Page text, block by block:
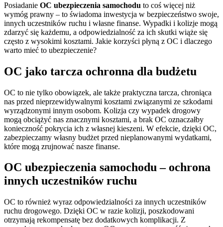
Posiadanie OC ubezpieczenia samochodu to coś więcej niż
wymóg prawny – to świadoma inwestycja w bezpieczeństwo swoje,
innych uczestników ruchu i własne finanse. Wypadki i kolizje mogą
zdarzyć się każdemu, a odpowiedzialność za ich skutki wiąże się
często z wysokimi kosztami. Jakie korzyści płyną z OC i dlaczego
warto mieć to ubezpieczenie?
OC jako tarcza ochronna dla budżetu
OC to nie tylko obowiązek, ale także praktyczna tarcza, chroniąca
nas przed nieprzewidywalnymi kosztami związanymi ze szkodami
wyrządzonymi innym osobom. Kolizja czy wypadek drogowy
mogą obciążyć nas znacznymi kosztami, a brak OC oznaczałby
konieczność pokrycia ich z własnej kieszeni. W efekcie, dzięki OC,
zabezpieczamy własny budżet przed nieplanowanymi wydatkami,
które mogą zrujnować nasze finanse.
OC ubezpieczenia samochodu – ochrona
innych uczestników ruchu
OC to również wyraz odpowiedzialności za innych uczestników
ruchu drogowego. Dzięki OC w razie kolizji, poszkodowani
otrzymają rekompensatę bez dodatkowych komplikacji. Z